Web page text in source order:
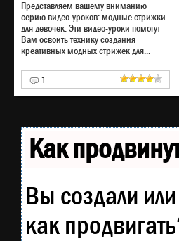
Представляем вашему вниманию
серию видео-уроков: модные стрижки
для девочек. Эти видео-уроки помогут
Вам освоить технику создания
креативных модных стрижек для...
1
Как
Вы создали или
как